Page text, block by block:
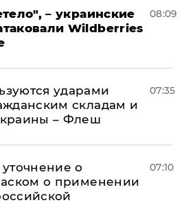
– украинские
Wildberries
08:09
ударами
складам и
– Флеш
07:35
о
о применении
07:10